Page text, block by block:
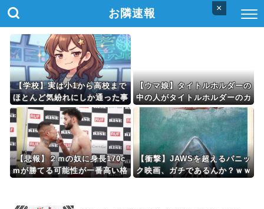
×
お隣速報
【学校】実は小1から高校まで
ほとんど気紛れにしか通った事
がない私。それでも中学の息子
の勉強をみられる事に驚いてる
【ウマ娘】タイトルホルダーの
中の人がタイトルホルダーのカ
ードを引く動画
【悲報】２ｍの奴に身長170c
mが勝てる可能性が一番高い格
【衝撃】JAWSを超えるパニッ
ク映画、ガチであるんか？ｗｗ